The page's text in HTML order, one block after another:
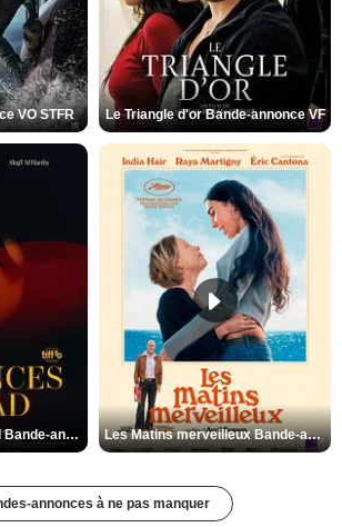
VO STFR Le Triangle d'or Bande-annonce VF
Les Silences de Riyad Bande-annonce VO STFR Les Matins merveilleux Bande-annonce VF
annonces à ne pas manquer